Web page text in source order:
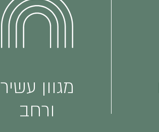
מגוון עשיר
ורחב